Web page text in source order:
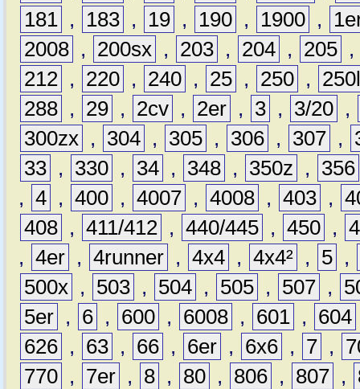
181 , 183 , 19 , 190 , 1900 ,
2008 , 200sx , 203 , 204 , 205 ,
212 , 220 , 240 , 25 , 250 ,
288 , 29 , 2cv , 2er , 3 , 3/20 ,
300zx , 304 , 305 , 306 , 307 ,
33 , 330 , 34 , 348 , 350z ,
356
, 4 , 400 , 4007 , 4008 , 403 ,
408 , 411/412 , 440/445 , 450 ,
, 4er , 4runner , 4x4 , 4x4² , 5 ,
500x , 503 , 504 , 505 , 507 ,
5er , 6 , 600 , 6008 , 601 , 604
626 , 63 , 66 , 6er , 6x6 , 7 ,
770 , 7er , 8 , 80 , 806 , 807 ,